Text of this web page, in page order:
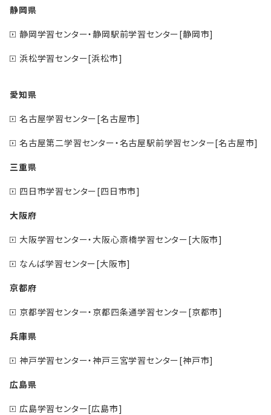
静岡県
静岡学習センター・静岡駅前学習センター[静岡市]
浜松学習センター[浜松市]
愛知県
名古屋学習センター[名古屋市]
名古屋第二学習センター・名古屋駅前学習センター[名古屋市]
三重県
四日市学習センター[四日市市]
大阪府
大阪学習センター・大阪心斎橋学習センター[大阪市]
なんば学習センター[大阪市]
京都府
京都学習センター・京都四条通学習センター[京都市]
兵庫県
神戸学習センター・神戸三宮学習センター[神戸市]
広島県
広島学習センター[広島市]